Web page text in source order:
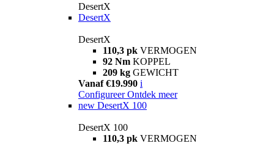
DesertX
DesertX
DesertX
110,3 pk VERMOGEN
92 Nm KOPPEL
209 kg GEWICHT
Vanaf €19.990 i
Configureer Ontdek meer
new DesertX 100
DesertX 100
110,3 pk VERMOGEN